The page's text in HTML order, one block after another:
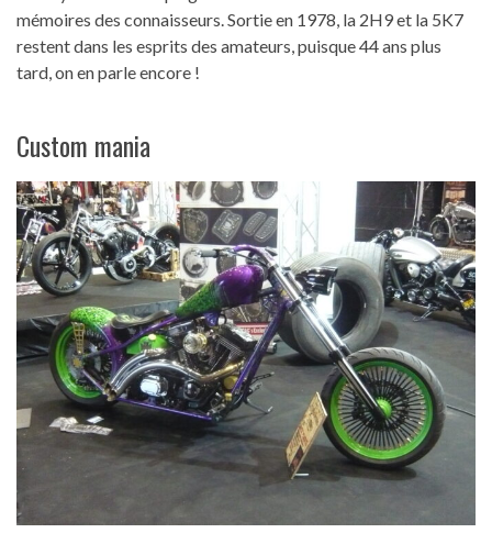
mémoires des connaisseurs. Sortie en 1978, la 2H9 et la 5K7
restent dans les esprits des amateurs, puisque 44 ans plus
tard, on en parle encore !
Custom mania